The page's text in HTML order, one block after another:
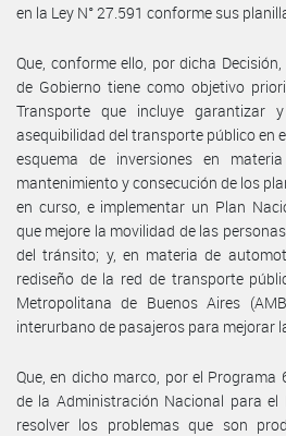
en la Ley N° 27.591 conforme sus
Que, conforme ello, por dicha
de Gobierno tiene como objetivo
Transporte que incluye garantizar
asequibilidad del transporte público en
esquema de inversiones en
mantenimiento y consecución de los
en curso, e implementar un Plan
que mejore la movilidad de las
del tránsito; y, en materia de
rediseño de la red de transporte
Metropolitana de Buenos Aires
interurbano de pasajeros para mejorar
Que, en dicho marco, por el Programa
de la Administración Nacional para el
resolver los problemas que son